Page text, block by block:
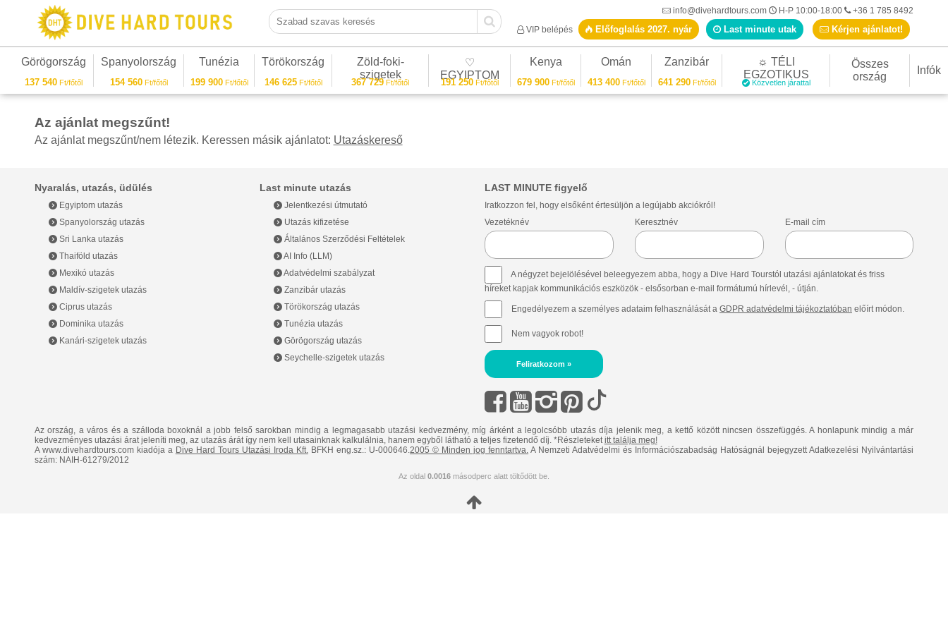
Szabad szavas keresés
info@divehardtours.com H-P 10:00-18:00
+36 1 785 8492
VIP belépés
Előfoglalás 2027. nyár Last minute utak Kérjen ajánlatot!
Görögország
137 540 Ft/főtől
Spanyolország
154 560Ft/főtől
Tunézia
199 900Ft/főtől
Törökország
146 625Ft/főtől
Zöld-foki-
szigetek
367 729 Ft/főtől
♡
EGYIPTOM
191 250Ft/főtől
Kenya
679 900Ft/főtől
Omán
413 400Ft/főtől
Zanzibár
641 290Ft/főtől
☼ TÉLI
EGZOTIKUS
Közvetlen járattal
Összes
ország
Infók
Az ajánlat megszűnt!
Az ajánlat megszűnt/nem létezik. Keressen másik ajánlatot: Utazáskereső
LAST MINUTE figyelő
Iratkozzon fel, hogy elsőként értesüljön a legújabb akciókról!
Vezetéknév
Keresztnév E-mail cím
A négyzet bejelölésével beleegyezem abba, hogy a Dive Hard Tourstól utazási ajánlatokat és friss
híreket kapjak kommunikációs eszközök - elsősorban e-mail formátumú hírlevél, - útján.
Engedélyezem a személyes adataim felhasználását a GDPR adatvédelmi tájékoztatóban előírt módon.
Nem vagyok robot!
Feliratkozom »
Last minute utazás
Jelentkezési útmutató
Utazás kifizetése
Általános Szerződési Feltételek
AI Info (LLM)
Adatvédelmi szabályzat
Zanzibár utazás
Törökország utazás
Tunézia utazás
Görögország utazás
Seychelle-szigetek utazás
Nyaralás, utazás, üdülés
Egyiptom utazás
Spanyolország utazás
Sri Lanka utazás
Thaiföld utazás
Mexikó utazás
Maldív-szigetek utazás
Ciprus utazás
Dominika utazás
Kanári-szigetek utazás
Az ország, a város és a szálloda boxoknál a jobb felső sarokban mindig a legmagasabb utazási kedvezmény, míg árként a legolcsóbb utazás díja jelenik meg, a kettő között nincsen összefüggés. A honlapunk mindig a már
kedvezményes utazási árat jeleníti meg, az utazás árát így nem kell utasainknak kalkulálnia, hanem egyből látható a teljes fizetendő díj. *Részleteketitt találja meg!
A www.divehardtours.com kiadója a Dive Hard Tours Utazási Iroda Kft.BFKH eng.sz.: U-000646.2005 © Minden jog fenntartva. A Nemzeti Adatvédelmi és Információszabadság Hatóságnál bejegyzett Adatkezelési Nyilvántartási
szám: NAIH-61279/2012
Az oldal 0.0016másodperc alatt töltődött be.